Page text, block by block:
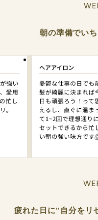
朝の準備でい
疲れた日に"自分をリ